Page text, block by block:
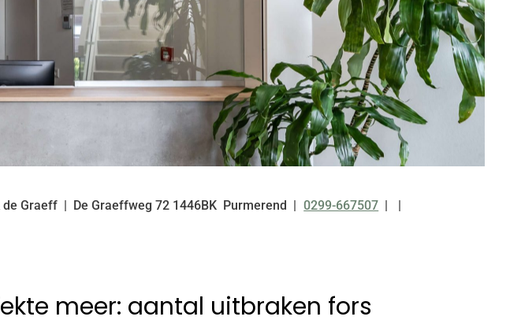
Graeff De Graeffweg 72 1446BK Purmerend Tel:
0299-667507
meer: aantal uitbraken fors